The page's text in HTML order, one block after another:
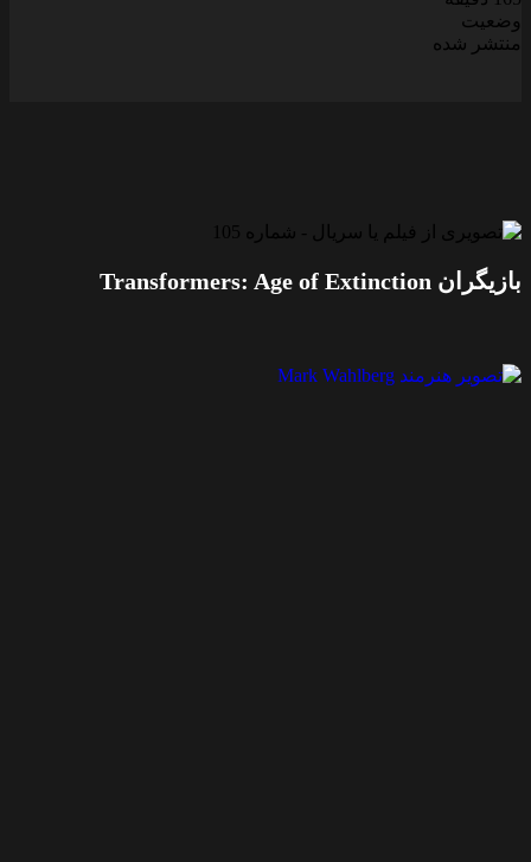
وضعیت
منتشر شده
بازیگران Transformers: Age of Extinction